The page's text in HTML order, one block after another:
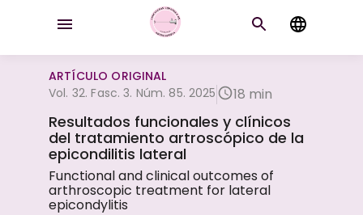
ARTÍCULO ORIGINAL
Vol. 32. Fasc. 3. Núm. 85. 2025
18 min
Resultados funcionales y clínicos
del tratamiento artroscópico de la
epicondilitis lateral
Functional and clinical outcomes of
arthroscopic treatment for lateral
epicondylitis